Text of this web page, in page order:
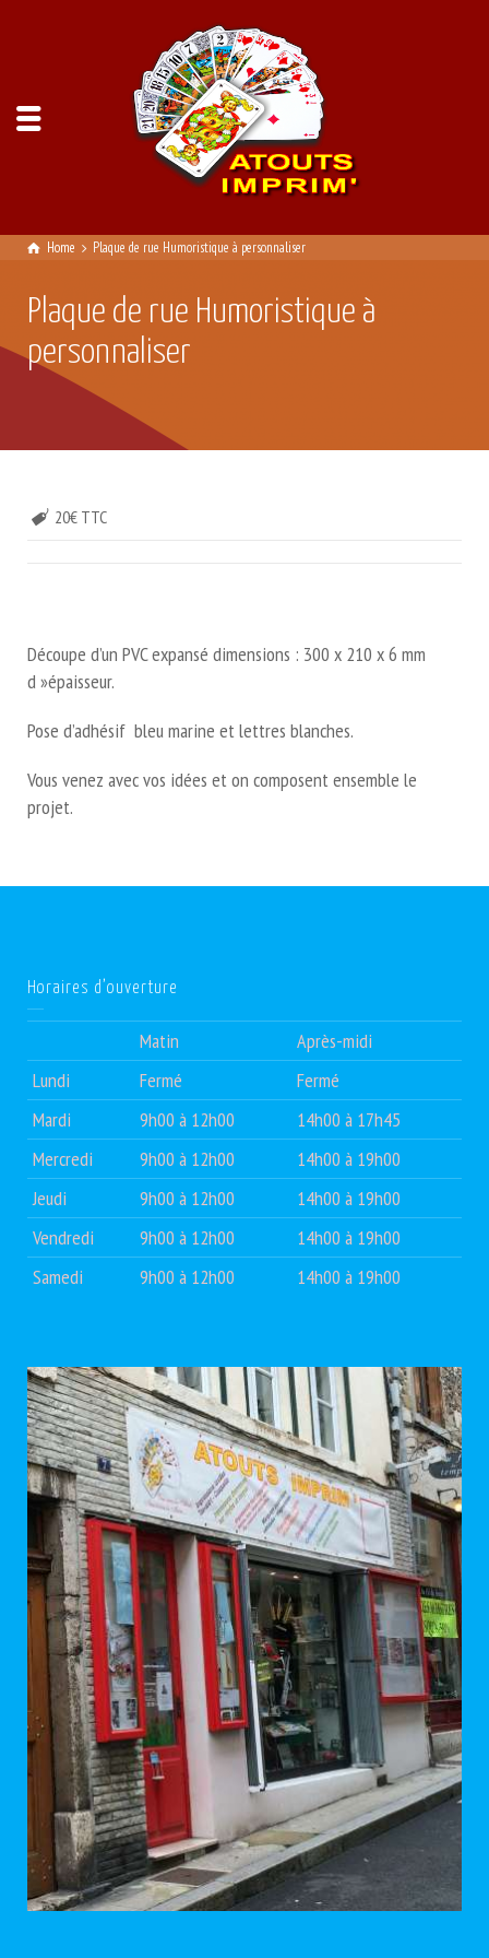
Home Plaque de rue Humoristique à personnaliser
Plaque de rue Humoristique à
personnaliser
20€ TTC
Découpe d’un PVC expansé dimensions : 300 x 210 x 6 mm
d »épaisseur.
Pose d’adhésif bleu marine et lettres blanches.
Vous venez avec vos idées et on composent ensemble le
projet.
Horaires d’ouverture
Matin
Après-midi
Lundi
Fermé
Fermé
Mardi
9h00 à 12h00
14h00 à 17h45
Mercredi
9h00 à 12h00
14h00 à 19h00
Jeudi
9h00 à 12h00
14h00 à 19h00
Vendredi
9h00 à 12h00
14h00 à 19h00
Samedi
9h00 à 12h00 14h00 à 19h00